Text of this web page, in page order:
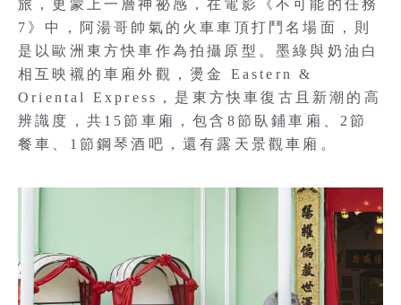
旅，更蒙上一層神祕感，在電影《不可能的任務
7》中，阿湯哥帥氣的火車車頂打鬥名場面，則
是以歐洲東方快車作為拍攝原型。墨綠與奶油白
相互映襯的車廂外觀，燙金 Eastern &
Oriental Express，是東方快車復古且新潮的高
辨識度，共15節車廂，包含8節臥鋪車廂、2節
餐車、1節鋼琴酒吧，還有露天景觀車廂。